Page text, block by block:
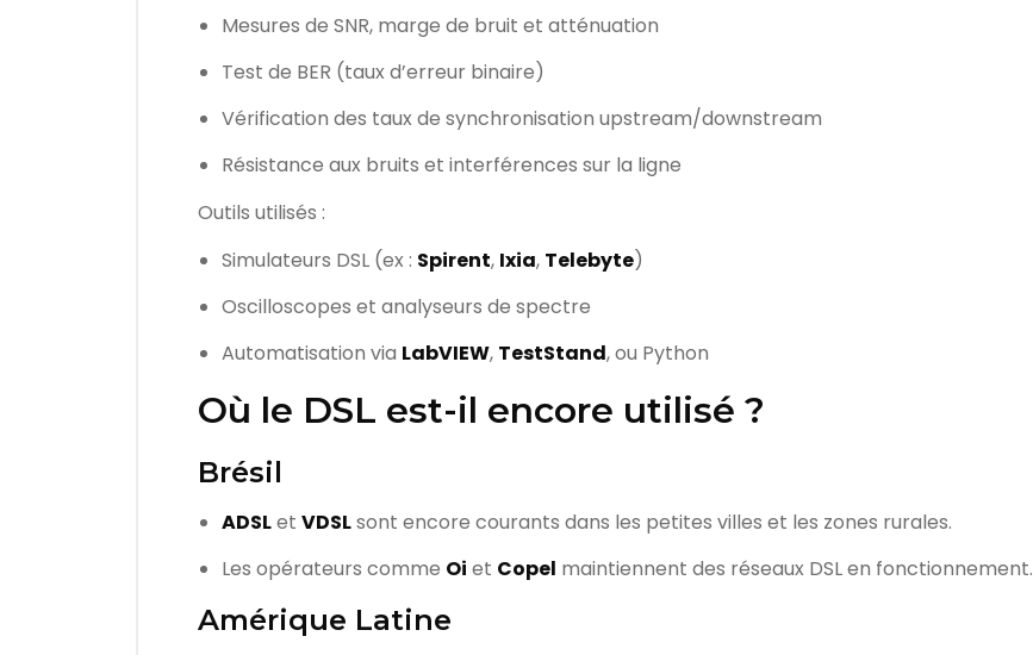
Mesures de SNR, marge de bruit et atténuation
Test de BER (taux d’erreur binaire)
Vérification des taux de synchronisation upstream/downstream
Résistance aux bruits et interférences sur la ligne
Outils utilisés :
Simulateurs DSL (ex : Spirent, Ixia, Telebyte)
Oscilloscopes et analyseurs de spectre
Automatisation via LabVIEW, TestStand, ou Python
Où le DSL est-il encore utilisé ?
Brésil
ADSLet VDSLsont encore courants dans les petites villes et les zones rurales.
Les opérateurs comme Oi et Copel maintiennent des réseaux DSL en fonctionnement.
Amérique Latine